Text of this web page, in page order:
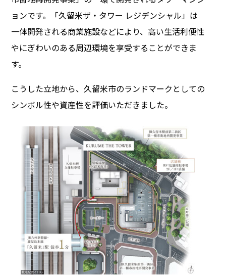
ョンです。「久留米ザ・タワー レジデンシャル」は
一体開発される商業施設などにより、高い生活利便性
やにぎわいのある周辺環境を享受することができま
す。
こうした立地から、久留米市のランドマークとしての
シンボル性や資産性を評価いただきました。